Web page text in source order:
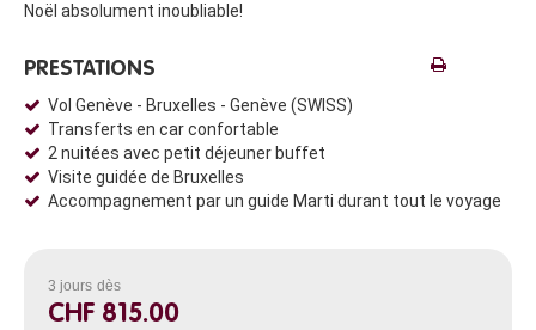
Noël absolument inoubliable!
PRESTATIONS
Vol Genève - Bruxelles - Genève (SWISS)
Transferts en car confortable
2 nuitées avec petit déjeuner buffet
Visite guidée de Bruxelles
Accompagnement par un guide Marti durant tout le voyage
3 jours dès
CHF 815.00